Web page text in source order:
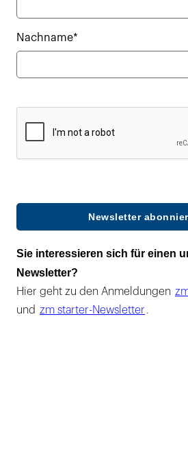
Nachname*
Newsletter
Sie interessieren sich für einen
Newsletter?
Hier geht zu den Anmeldungen
und zm starter-Newsletter .